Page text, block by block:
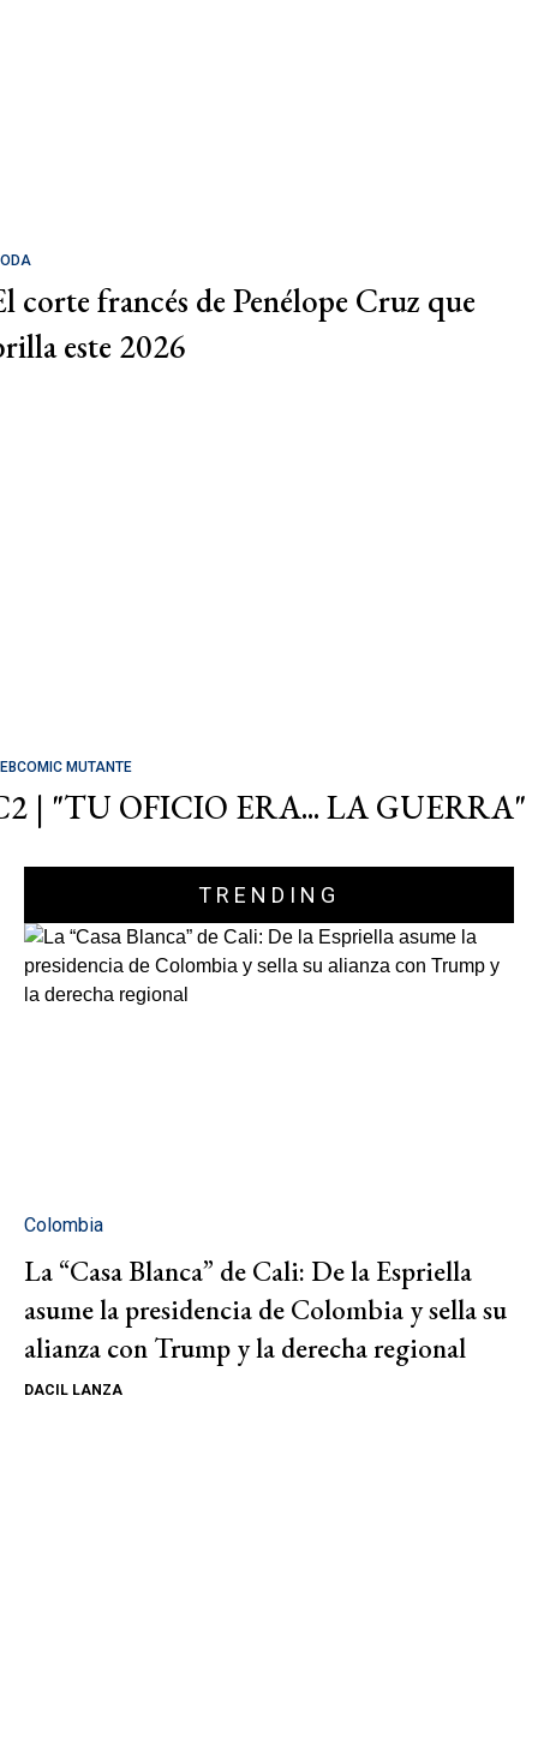
corte francés de Penélope Cruz que
este 2026
MUTANTE
| "TU OFICIO ERA... LA GUERRA"
TRENDING
Colombia
La “Casa Blanca” de Cali: De la Espriella
asume la presidencia de Colombia y sella su
alianza con Trump y la derecha regional
DACIL LANZA